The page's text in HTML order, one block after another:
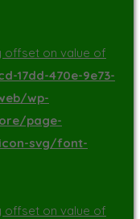
offset on value of
17dd-470e-9e73-
wp-
page-
svg/font-
offset on value of